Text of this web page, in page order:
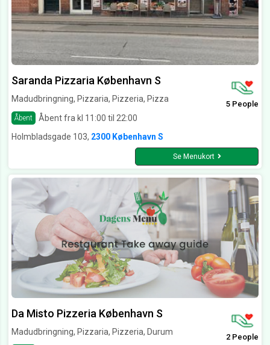
Saranda Pizzaria København S
Madudbringning, Pizzaria, Pizzeria, Pizza
Åbent Åbent fra kl 11:00 til 22:00
5 People
Holmbladsgade 103, 2300 København S
Se Menukort
Da Misto Pizzeria København S
Madudbringning, Pizzaria, Pizzeria, Durum
2 People